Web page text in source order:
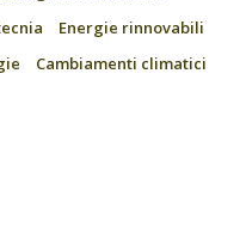
Energie rinnovabili
Cambiamenti climatici